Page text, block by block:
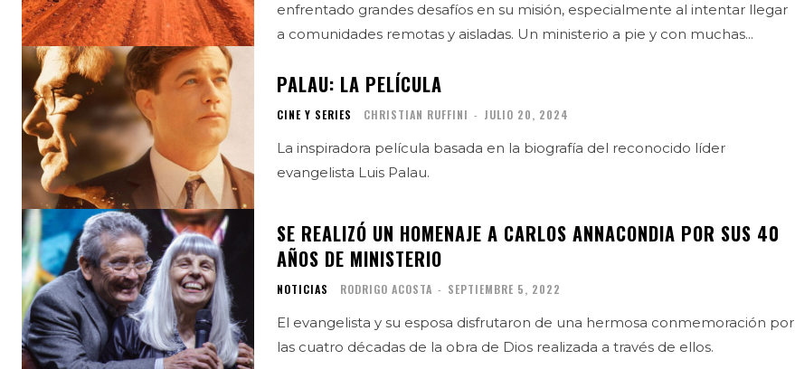
enfrentado grandes desafíos en su misión, especialmente al intentar llegar
a comunidades remotas y aisladas. Un ministerio a pie y con muchas...
PALAU: LA PELÍCULA
CINE Y SERIES CHRISTIAN RUFFINI - JULIO 20, 2024
La inspiradora película basada en la biografía del reconocido líder
evangelista Luis Palau.
SE REALIZÓ UN HOMENAJE A CARLOS ANNACONDIA POR SUS 40
AÑOS DE MINISTERIO
NOTICIAS RODRIGO ACOSTA - SEPTIEMBRE 5, 2022
El evangelista y su esposa disfrutaron de una hermosa conmemoración por
las cuatro décadas de la obra de Dios realizada a través de ellos.